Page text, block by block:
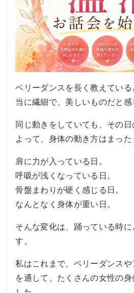
ベリーダンスを長く教えてい
当に繊細で、美しいものだと感
同じ動きをしていても、その
よって、身体の動き方はまった
肩に力が入っている日。
呼吸が浅くなっている日。
骨盤まわりが硬く感じる日。
なんとなく身体が重い日。
そんな変化は、踊っている時
す。
私はこれまで、ベリーダンス
を通して、たくさんの女性の